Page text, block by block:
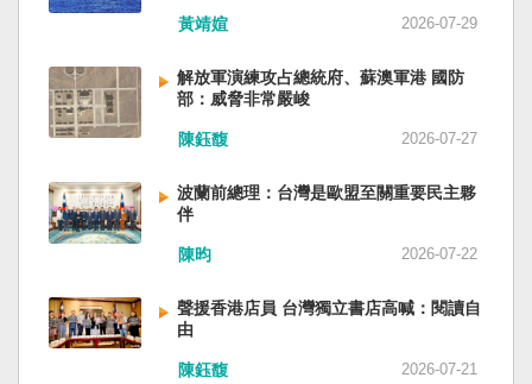
黃靖媗 2026-07-29
解放軍演練攻占總統府、蘇澳軍港 國防
部：威脅非常嚴峻
陳鈺馥 2026-07-27
波蘭前總理：台灣是歐盟至關重要民主夥
伴
陳昀 2026-07-22
聲援香港店員 台灣獨立書店高喊：閱讀自
由
陳鈺馥 2026-07-21